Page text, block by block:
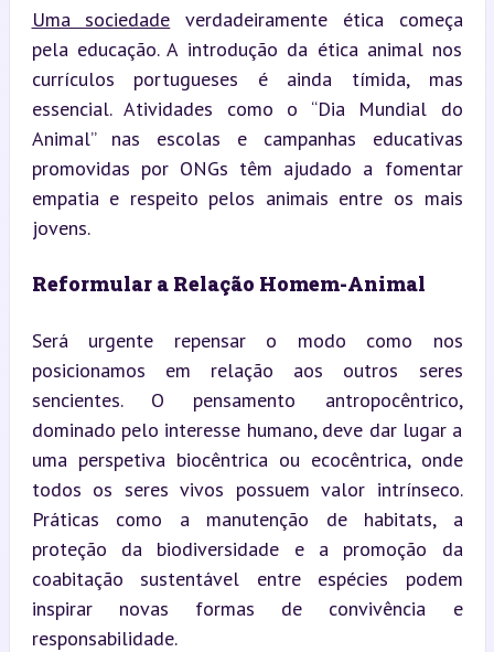
Uma sociedade verdadeiramente ética começa
pela educação. A introdução da ética animal nos
currículos portugueses é ainda tímida, mas
essencial. Atividades como o “Dia Mundial do
Animal” nas escolas e campanhas educativas
promovidas por ONGs têm ajudado a fomentar
empatia e respeito pelos animais entre os mais
jovens.
Reformular a Relação Homem-Animal
Será urgente repensar o modo como nos
posicionamos em relação aos outros seres
sencientes. O pensamento antropocêntrico,
dominado pelo interesse humano, deve dar lugar a
uma perspetiva biocêntrica ou ecocêntrica, onde
todos os seres vivos possuem valor intrínseco.
Práticas como a manutenção de habitats, a
proteção da biodiversidade e a promoção da
coabitação sustentável entre espécies podem
inspirar novas formas de convivência e
responsabilidade.